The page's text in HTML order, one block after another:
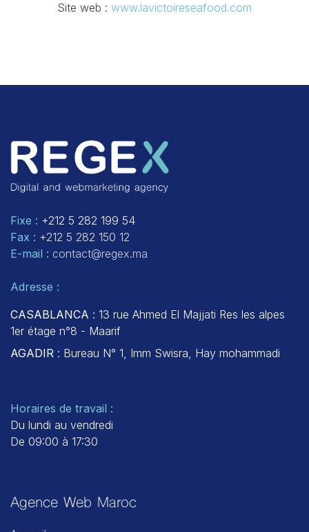
Site web : www.lavictoireseafood.com
Fixe : +212 5 282 199 54
Fax : +212 5 282 150 12
E-mail : contact@regex.ma
Adresse :
CASABLANCA : 13 rue Ahmed El Majjati Res les alpes
1er étage n°8 - Maarif
AGADIR : Bureau N° 1, Imm Swisra, Hay mohammadi
Horaires de travail :
Du lundi au vendredi
De 09:00 à 17:30
Agence Web Maroc